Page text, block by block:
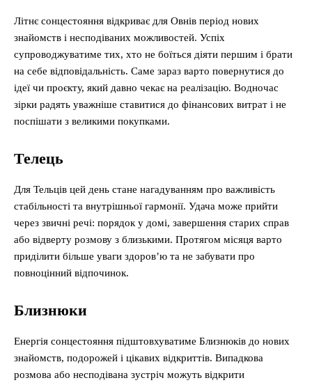
Літнє сонцестояння відкриває для Овнів період нових
знайомств і несподіваних можливостей. Успіх
супроводжуватиме тих, хто не боїться діяти першим і брати
на себе відповідальність. Саме зараз варто повернутися до
ідеї чи проєкту, який давно чекає на реалізацію. Водночас
зірки радять уважніше ставитися до фінансових витрат і не
поспішати з великими покупками.
Телець
Для Тельців цей день стане нагадуванням про важливість
стабільності та внутрішньої гармонії. Удача може прийти
через звичні речі: порядок у домі, завершення старих справ
або відверту розмову з близькими. Протягом місяця варто
приділити більше уваги здоров’ю та не забувати про
повноцінний відпочинок.
Близнюки
Енергія сонцестояння підштовхуватиме Близнюків до нових
знайомств, подорожей і цікавих відкриттів. Випадкова
розмова або несподівана зустріч можуть відкрити